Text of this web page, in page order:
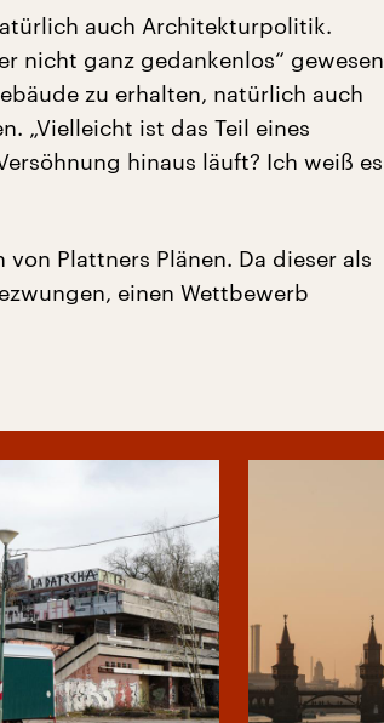
auch Architekturpolitik.
nicht ganz gedankenlos“ gewesen
zu erhalten, natürlich auch
„Vielleicht ist das Teil eines
hinaus läuft? Ich weiß es
Plattners Plänen. Da dieser als
einen Wettbewerb